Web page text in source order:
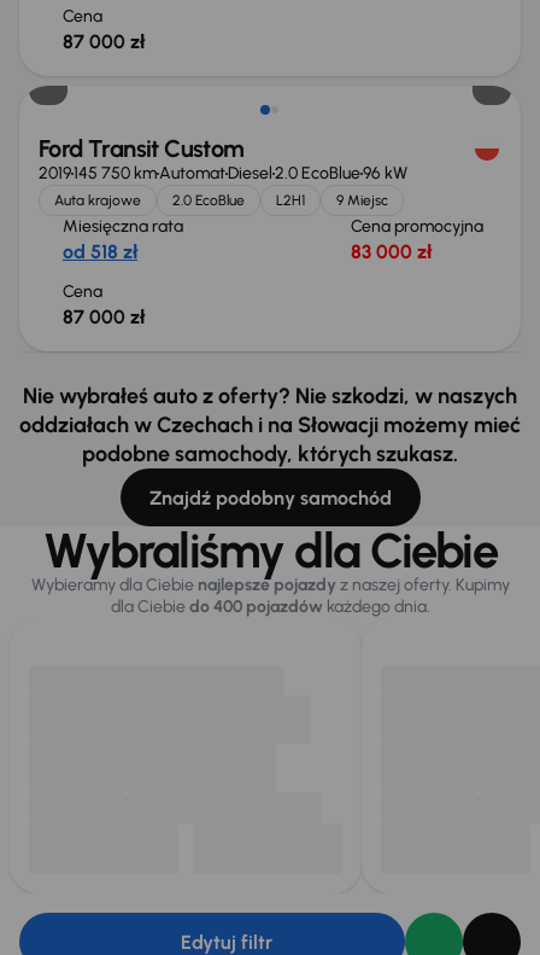
Cena
87 000 zł
Ford Transit Custom
2019145 750 kmAutomatDiesel2.0 EcoBlue96 kW
Auta krajowe 2.0 EcoBlue L2H1 9 Miejsc
Miesięczna rata
od 518 zł
Cena promocyjna
83 000 zł
Cena
87 000 zł
Nie wybrałeś auto z oferty? Nie szkodzi, w naszych
oddziałach w Czechach i na Słowacji możemy mieć
podobne samochody, których szukasz.
Znajdź podobny samochód
Wybraliśmy dla Ciebie
Wybieramy dla Ciebie najlepsze pojazdy z naszej oferty. Kupimy
dla Ciebiedo 400 pojazdówkażdego dnia.
Edytuj filtr